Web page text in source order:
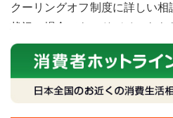
クーリングオフ制度に詳しい
状況の場合でもアドバイスをも